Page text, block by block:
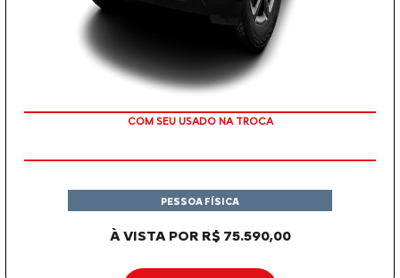
COM SEU USADO NA TROCA
À VISTA POR R$ 75.590,00
PESSOA FÍSICA